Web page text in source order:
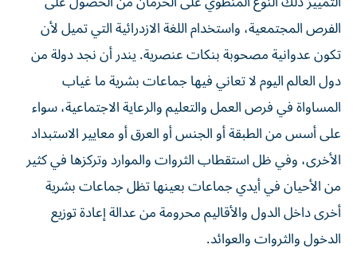
الفرص المجتمعية، واستخدام اللغة الازدرائية التي تميل لأن
تكون عدوانية مصحوبة بنكات عنصرية. يندر أن نجد دولة من
دول العالم اليوم لا تعاني فيها جماعات بشرية ما غياب
المساواة في فرص العمل والتعليم والرعاية الاجتماعية، سواء
على أسس من الطبقة أو الجنس أو العرق أو معايير الاستبداد
الأخرى، وفي ظل استقطاب الثروات والموارد وتركزها في كثير
من الأحيان في أيدي جماعات بعينها تظل جماعات بشرية
أخرى داخل الدول والأقاليم محرومة من عدالة إعادة توزيع
الدخول والثروات والعوائد.